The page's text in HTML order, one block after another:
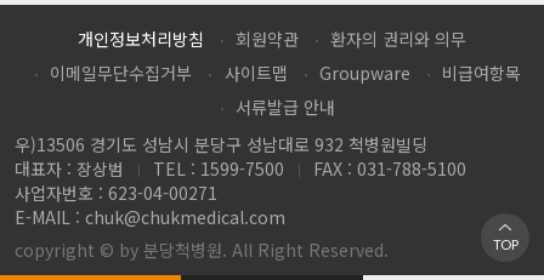
튜브 로그 이스북
개인정보처리방침 회원약관
환자의 권리와 의무
이메일무단수집거부
사이트맵 Groupware
비급여항목
서류발급 안내
우)13506 경기도 성남시 분당구 성남대로 932 척병원빌딩
대표자 : 장상범
TEL : 1599-7500
FAX : 031-788-5100
사업자번호 : 623-04-00271
E-MAIL : chuk@chukmedical.com
copyright © by 분당척병원. All Right Reserved.
TOP